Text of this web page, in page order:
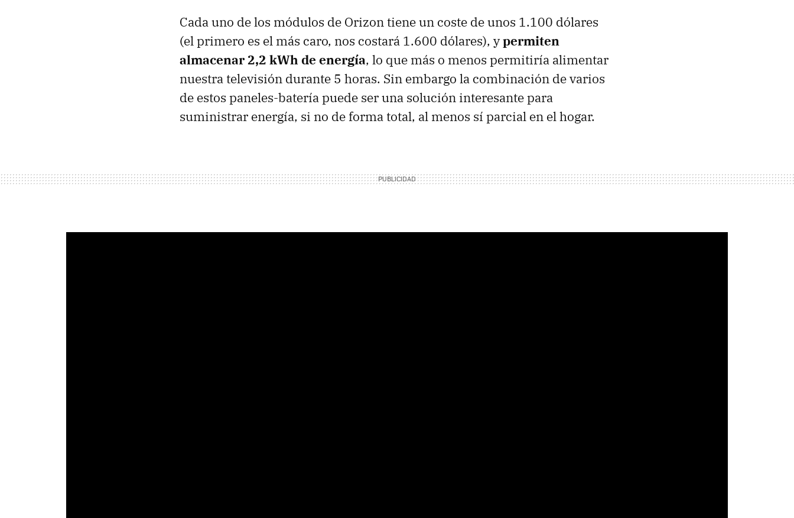
Cada uno de los módulos de Orizon tiene un coste de unos 1.100 dólares
(el primero es el más caro, nos costará 1.600 dólares), ypermiten
almacenar 2,2 kWh de energía, lo que más o menos permitiría alimentar
nuestra televisión durante 5 horas. Sin embargo la combinación de varios
de estos paneles-batería puede ser una solución interesante para
suministrar energía, si no de forma total, al menos sí parcial en el hogar.